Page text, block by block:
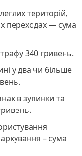
територій,
переходах — сума
340 гривень.
у два чи більше
зупинки та
– сума